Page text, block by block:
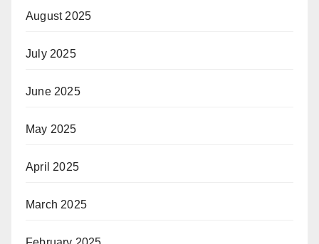
August 2025
July 2025
June 2025
May 2025
April 2025
March 2025